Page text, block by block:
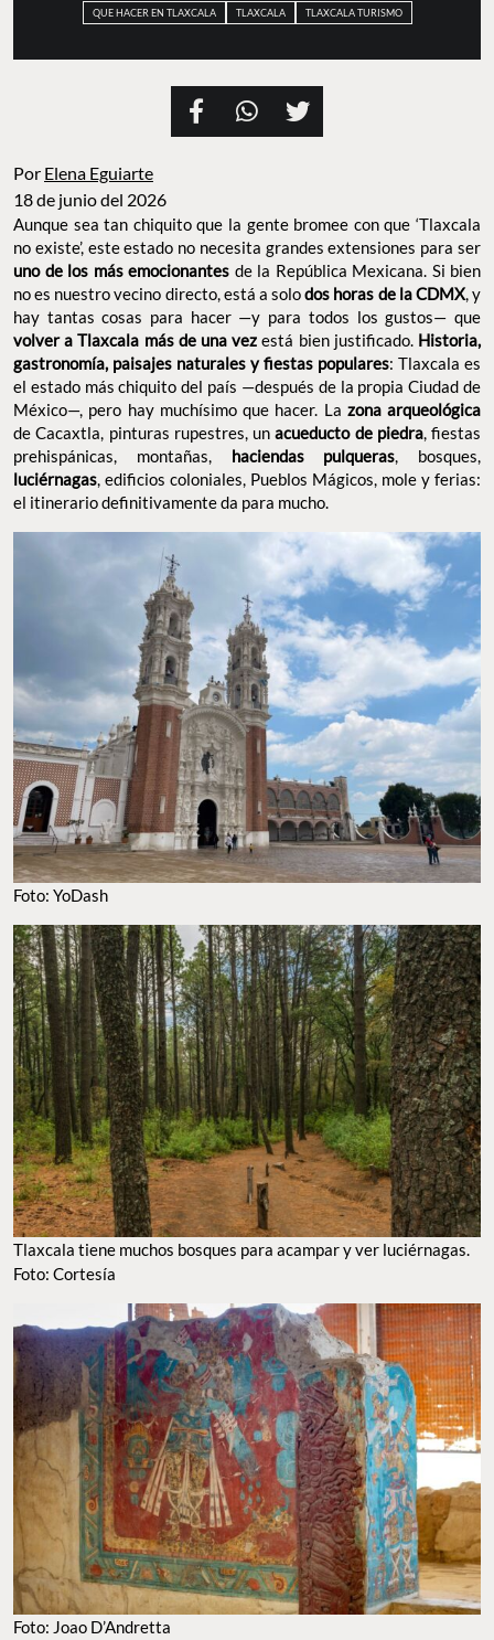
QUE HACER EN TLAXCALA TLAXCALA TLAXCALA TURISMO
Por Elena Eguiarte
18 de junio del 2026
Aunque sea tan chiquito que la gente bromee con que ‘Tlaxcala
no existe’, este estado no necesita grandes extensiones para ser
uno de los más emocionantes de la República Mexicana. Si bien
no es nuestro vecino directo, está a solodos horas de la CDMX, y
hay tantas cosas para hacer —y para todos los gustos— que
volver a Tlaxcala más de una vez está bien justificado. Historia,
gastronomía, paisajes naturales y fiestas populares: Tlaxcala es
el estado más chiquito del país —después de la propia Ciudad de
México—, pero hay muchísimo que hacer. La zona arqueológica
de Cacaxtla, pinturas rupestres, unacueducto de piedra, fiestas
prehispánicas, montañas, haciendas pulqueras, bosques,
luciérnagas, edificios coloniales, Pueblos Mágicos, mole y ferias:
el itinerario definitivamente da para mucho.
Foto: YoDash
Tlaxcala tiene muchos bosques para acampar y ver luciérnagas.
Foto: Cortesía
Foto: Joao D’Andretta